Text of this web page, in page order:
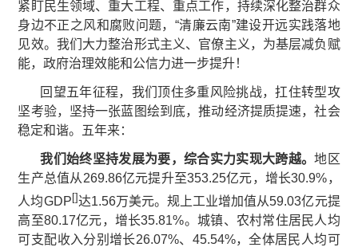
紧盯民生领域、重大工程、重点工作，持续深化整治群众
身边不正之风和腐败问题，“清廉云南”建设开远实践落地
见效。我们大力整治形式主义、官僚主义，为基层减负赋
能，政府治理效能和公信力进一步提升！
回望五年征程，我们顶住多重风险挑战，扛住转型攻
坚考验，坚持一张蓝图绘到底，推动经济提质提速，社会
稳定和谐。五年来：
我们始终坚持发展为要，综合实力实现大跨越。地区
生产总值从269.86亿元提升至353.25亿元，增长30.9%，
人均GDP[]达1.56万美元。规上工业增加值从59.03亿元提
高至80.17亿元，增长35.81%。城镇、农村常住居民人均
可支配收入分别增长26.07%、45.54%，全体居民人均可